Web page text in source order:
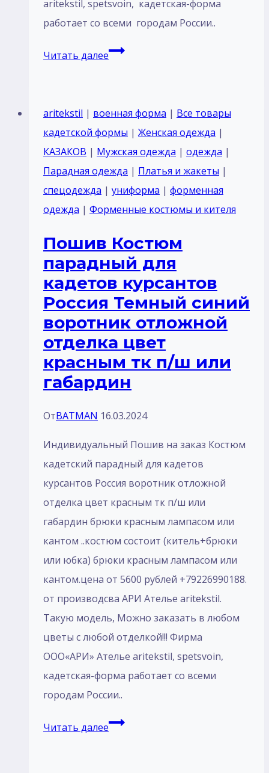
aritekstil, spetsvoin, кадетская-форма
работает со всеми городам России..
Читать далееКостюм
кадетов
курсантов
Россия
темный
синий
воротник
галуном
отделка
красный
тк
п/
ш
габардин
aritekstil | военная форма | Все товары
кадетской формы | Женская одежда |
КАЗАКОВ | Мужская одежда | одежда |
Парадная одежда | Платья и жакеты |
спецодежда | униформа | форменная
одежда | Форменные костюмы и кителя
Пошив Костюм
парадный для
кадетов курсантов
Россия Темный синий
воротник отложной
отделка цвет
красным тк п/ш или
габардин
ОтBATMAN 16.03.2024
Индивидуальный Пошив на заказ Костюм
кадетский парадный для кадетов
курсантов Россия воротник отложной
отделка цвет красным тк п/ш или
габардин брюки красным лaмпасом или
кантом ..костюм состоит (китель+брюки
или юбка) брюки красным лaмпасом или
кантом.цена от 5600 рублей +79226990188.
от производсва АРИ Ателье aritekstil.
Такую модель, Mожно заказать в любом
цветы с любой отделкой!!! Фирма
ООО«АРИ» Ателье aritekstil, spetsvoin,
кадетская-форма работает со всеми
городам России..
Читать далееПошив